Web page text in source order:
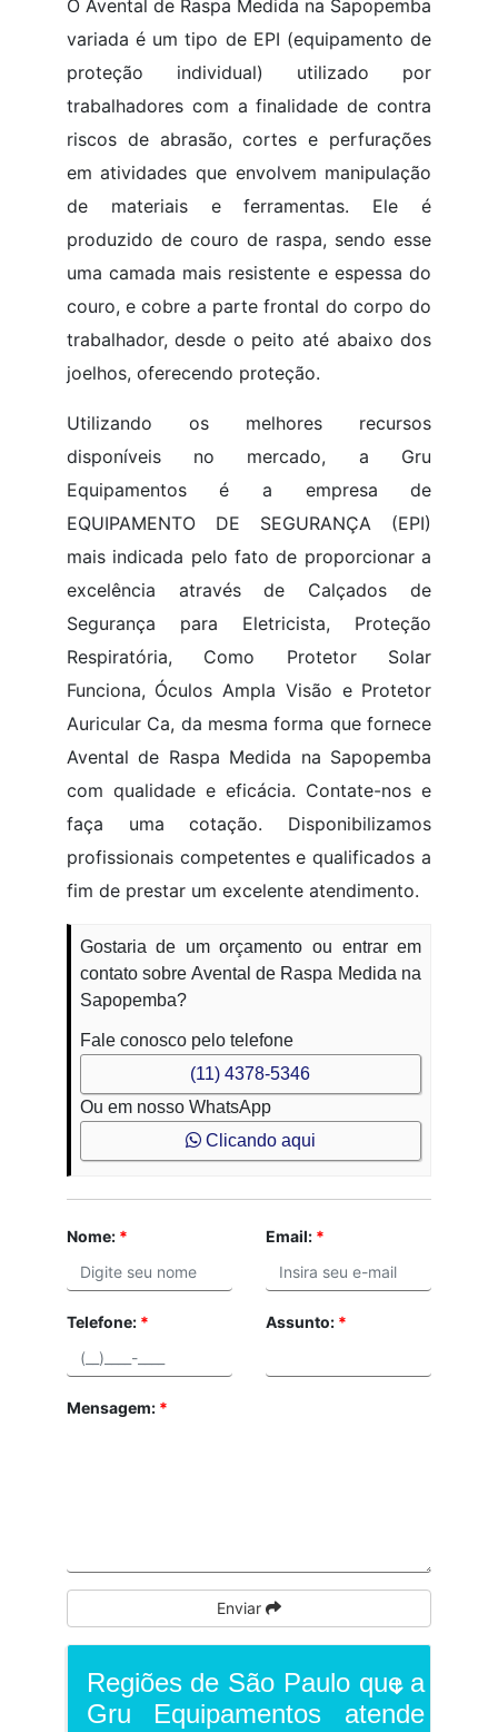
O Avental de Raspa Medida na Sapopemba
variada é um tipo de EPI (equipamento de
proteção individual) utilizado por
trabalhadores com a finalidade de contra
riscos de abrasão, cortes e perfurações
em atividades que envolvem manipulação
de materiais e ferramentas. Ele é
produzido de couro de raspa, sendo esse
uma camada mais resistente e espessa do
couro, e cobre a parte frontal do corpo do
trabalhador, desde o peito até abaixo dos
joelhos, oferecendo proteção.
Utilizando os melhores recursos
disponíveis no mercado, a Gru
Equipamentos é a empresa de
EQUIPAMENTO DE SEGURANÇA (EPI)
mais indicada pelo fato de proporcionar a
excelência através de Calçados de
Segurança para Eletricista, Proteção
Respiratória, Como Protetor Solar
Funciona, Óculos Ampla Visão e Protetor
Auricular Ca, da mesma forma que fornece
Avental de Raspa Medida na Sapopemba
com qualidade e eficácia. Contate-nos e
faça uma cotação. Disponibilizamos
profissionais competentes e qualificados a
fim de prestar um excelente atendimento.
Gostaria de um orçamento ou entrar em
contato sobre Avental de Raspa Medida na
Sapopemba?
Fale conosco pelo telefone
(11) 4378-5346
Ou em nosso WhatsApp
Clicando aqui
Nome: * Email: *
Telefone: * Assunto: *
Mensagem: *
Enviar
Regiões de São Paulo que a
Gru Equipamentos atende